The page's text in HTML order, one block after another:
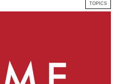
TOPICS